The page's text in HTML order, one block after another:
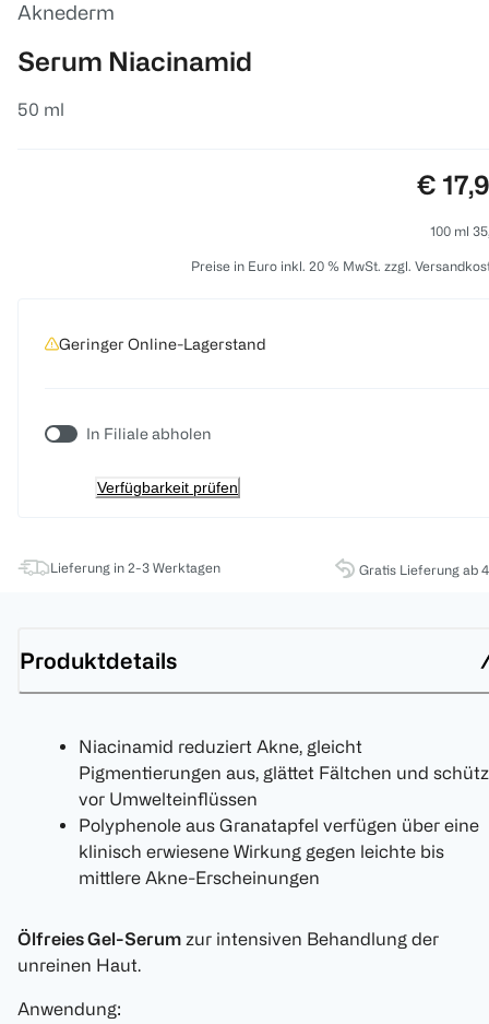
Aknederm
Serum Niacinamid
50 ml
Preis:
€
100 ml
Preise in Euro inkl. 20 % MwSt. zzgl.
Geringer Online-Lagerstand
In Filiale abholen
Verfügbarkeit prüfen
Lieferung in 2-3 Werktagen Gratis Lieferung ab
Produktdetails
Niacinamid reduziert Akne, gleicht
Pigmentierungen aus, glättet Fältchen und
vor Umwelteinflüssen
Polyphenole aus Granatapfel verfügen über eine
klinisch erwiesene Wirkung gegen leichte bis
mittlere Akne-Erscheinungen
Ölfreies Gel-Serum zur intensiven Behandlung der
unreinen Haut.
Anwendung: